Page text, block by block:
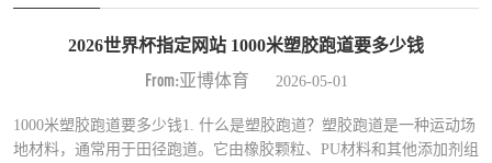
2026世界杯指定网站 1000米塑胶跑道要多少钱
From:亚博体育 2026-05-01
1000米塑胶跑道要多少钱1. 什么是塑胶跑道？塑胶跑道是一种运动场
地材料，通常用于田径跑道。它由橡胶颗粒、PU材料和其他添加剂组